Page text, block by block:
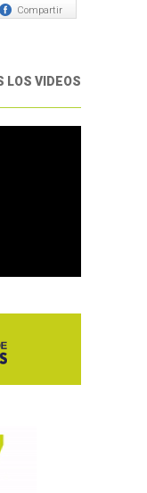
Compartir
LOS VIDEOS